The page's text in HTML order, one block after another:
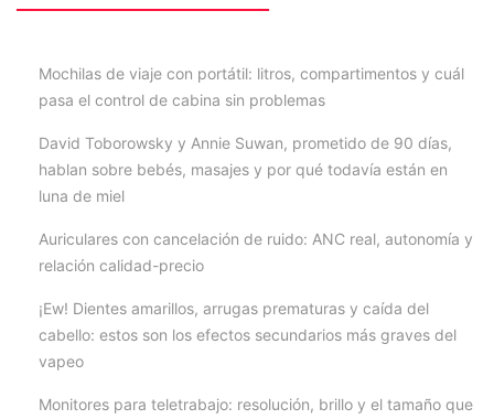
Mochilas de viaje con portátil: litros, compartimentos y cuál
pasa el control de cabina sin problemas
David Toborowsky y Annie Suwan, prometido de 90 días,
hablan sobre bebés, masajes y por qué todavía están en
luna de miel
Auriculares con cancelación de ruido: ANC real, autonomía y
relación calidad-precio
¡Ew! Dientes amarillos, arrugas prematuras y caída del
cabello: estos son los efectos secundarios más graves del
vapeo
Monitores para teletrabajo: resolución, brillo y el tamaño que